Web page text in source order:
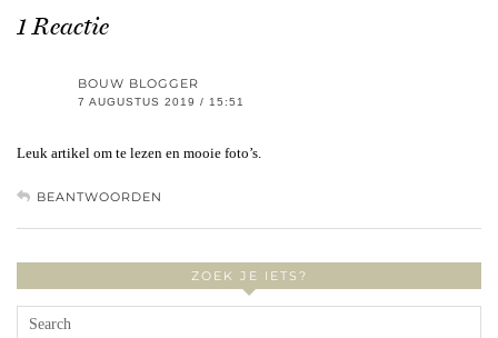
1 Reactie
BOUW BLOGGER
7 AUGUSTUS 2019 / 15:51
Leuk artikel om te lezen en mooie foto’s.
BEANTWOORDEN
ZOEK JE IETS?